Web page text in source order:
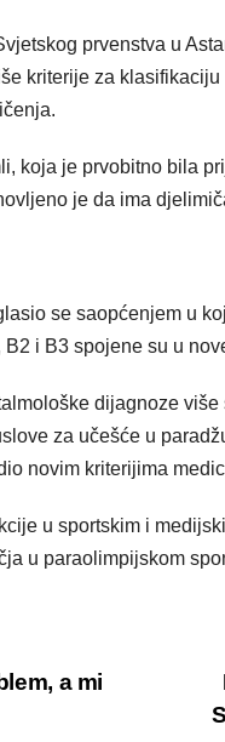
prvenstva u
kriterije za
koja je prvobitno bila
je da ima
se saopćenjem u
i B3 spojene su u
dijagnoze
za učešće u
novim kriterijima
u sportskim i
u paraolimpijskom
a mi